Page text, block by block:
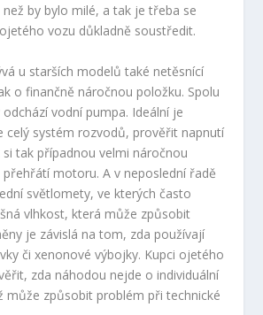
by bylo milé, a tak je třeba se
vozu důkladně soustředit.
u starších modelů také netěsnící
o finančně náročnou položku. Spolu
vodní pumpa. Ideální je
celý systém rozvodů, prověřit napnutí
tak případnou velmi náročnou
motoru. A v neposlední řadě
světlomety, ve kterých často
vlhkost, která může způsobit
je závislá na tom, zda používají
či xenonové výbojky. Kupci ojetého
zda náhodou nejde o individuální
může způsobit problém při technické